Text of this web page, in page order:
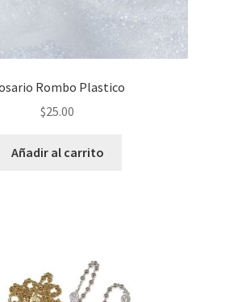
Rombo Plastico
$25.00
Añadir al carrito